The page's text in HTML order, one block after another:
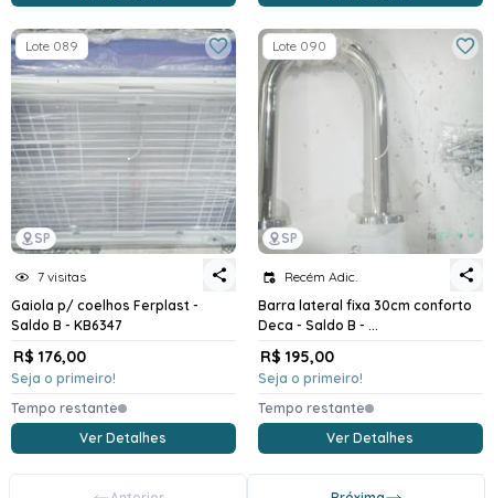
SP
Lote 089
7 visitas
Gaiola p/ coelhos Ferplast -
Saldo B - KB6347
R$ 176,00
Seja o primeiro!
Tempo restante
Ver Detalhes
SP
Lote 090
Recém Adic.
Barra lateral fixa 30cm conforto
Deca - Saldo B - ...
R$ 195,00
Seja o primeiro!
Tempo restante
Ver Detalhes